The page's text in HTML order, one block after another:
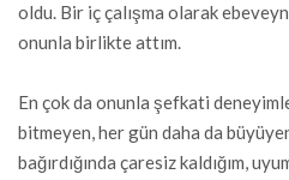
oldu. Bir iç çalışma olarak
onunla birlikte attım.
En çok da onunla şefkati
bitmeyen, her gün daha da
bağırdığında çaresiz kaldığım,